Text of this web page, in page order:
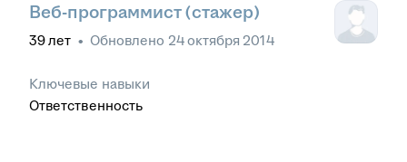
Веб-программист (стажер)
39лет • Обновлено 24 октября 2014
Ключевые навыки
Ответственность